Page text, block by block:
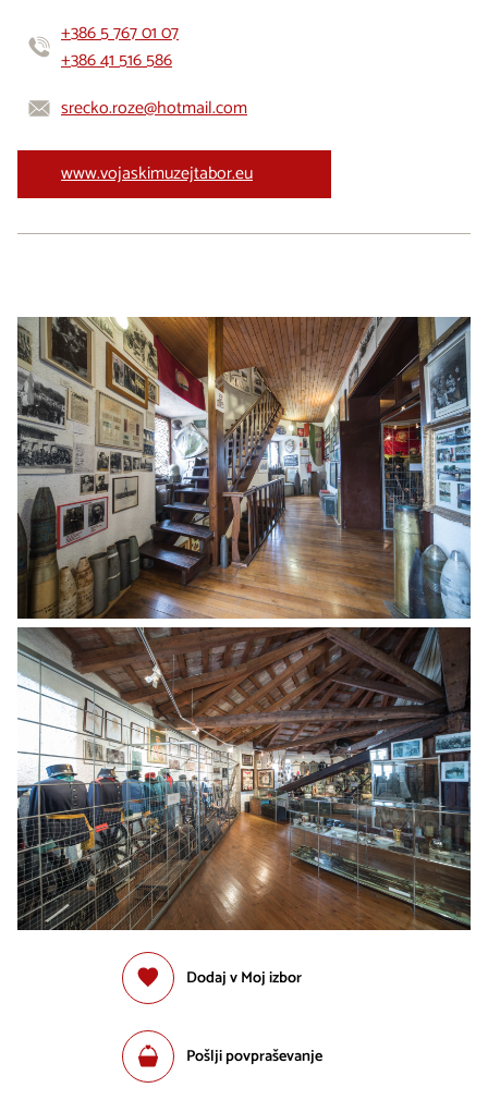
+386 5 767 01 07
+386 41 516 586
srecko.roze@hotmail.com
www.vojaskimuzejtabor.eu
Dodaj v Moj izbor
Pošlji povpraševanje